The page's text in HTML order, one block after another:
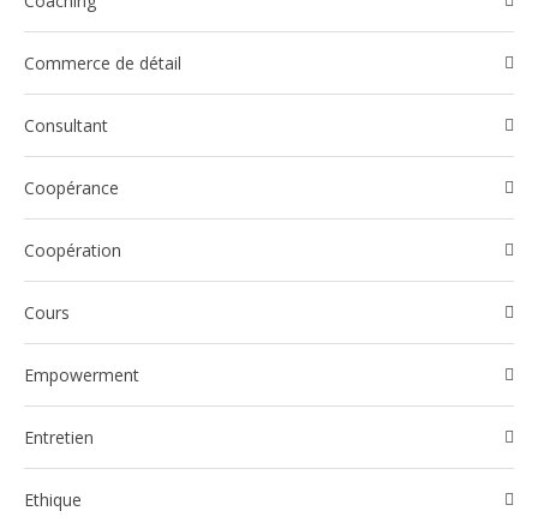
Commerce de détail
Consultant
Coopérance
Coopération
Cours
Empowerment
Entretien
Ethique